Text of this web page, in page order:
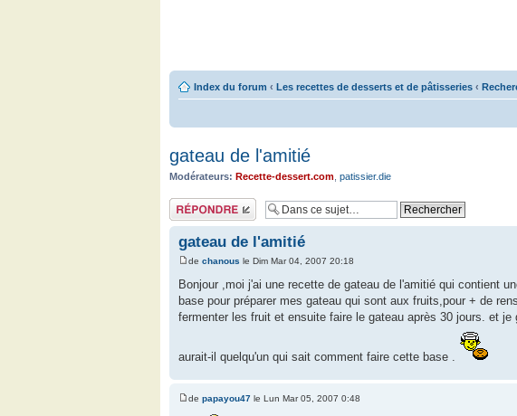
Index du forum ‹ Les recettes de desserts et de pâtisseries ‹
gateau de l'amitié
Modérateurs: Recette-dessert.com patissier.die
Répondre
gateau de l'amitié
de chanous le Dim Mar 04, 2007 20:18
Bonjour ,moi j'ai une recette de gateau de l'amitié qui contient
base pour préparer mes gateau qui sont aux fruits,pour + de
fermenter les fruit et ensuite faire le gateau après 30 jours. et
aurait-il quelqu'un qui sait comment faire cette base .
de papayou47 le Lun Mar 05, 2007 0:48